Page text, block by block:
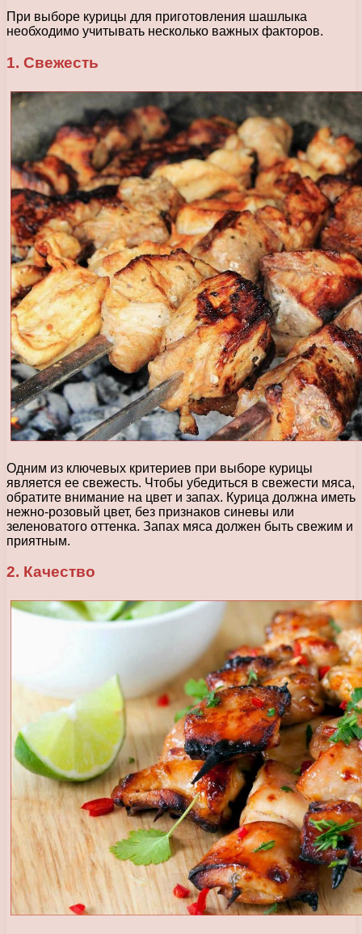
При выборе курицы для приготовления шашлыка
необходимо учитывать несколько важных факторов.
1. Свежесть
Одним из ключевых критериев при выборе курицы
является ее свежесть. Чтобы убедиться в свежести мяса,
обратите внимание на цвет и запах. Курица должна иметь
нежно-розовый цвет, без признаков синевы или
зеленоватого оттенка. Запах мяса должен быть свежим и
приятным.
2. Качество